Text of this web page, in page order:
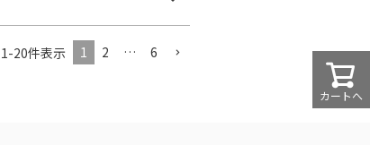
1-20件表示 1 2 … 6
カートへ